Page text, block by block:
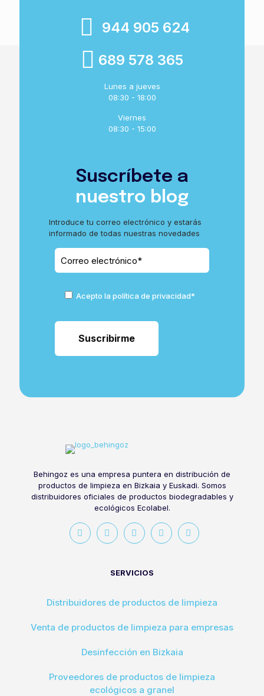
944 905 624
689 578 365
Lunes a jueves
08:30 - 18:00
Viernes
08:30 - 15:00
Suscríbete a
nuestro blog
Introduce tu correo electrónico y estarás
informado de todas nuestras novedades
Acepto la política de privacidad*
Behingoz es una empresa puntera en distribución de
productos de limpieza en Bizkaia y Euskadi. Somos
distribuidores oficiales de productos biodegradables y
ecológicos Ecolabel.
SERVICIOS
Distribuidores de productos de limpieza
Venta de productos de limpieza para empresas
Desinfección en Bizkaia
Proveedores de productos de limpieza
ecológicos a granel